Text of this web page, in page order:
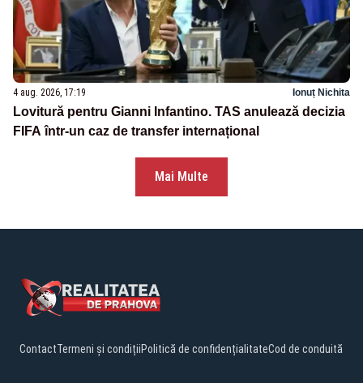
4 aug. 2026, 17:19 Ionuț Nichita
Lovitură pentru Gianni Infantino. TAS anulează decizia
FIFA într-un caz de transfer internațional
Mai Multe
ContactTermeni și condițiiPolitică de confidențialitateCod de conduită